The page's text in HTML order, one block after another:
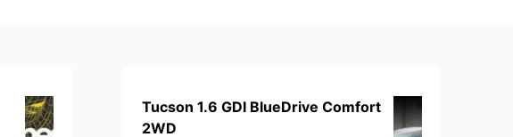
Tucson 1.6 GDI BlueDrive Comfort
2WD